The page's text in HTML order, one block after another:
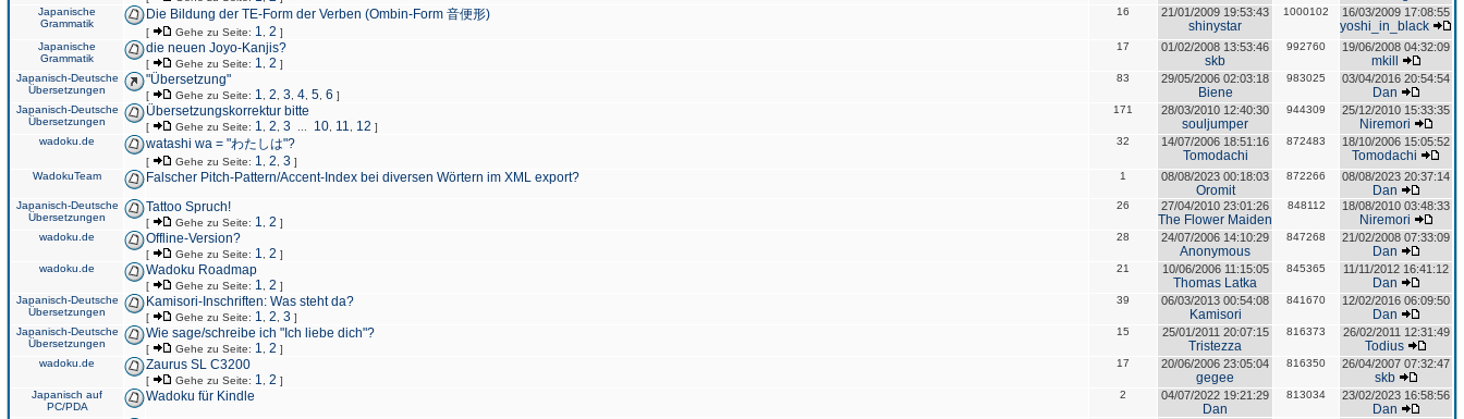
Japanische
Grammatik
Die Bildung der TE-Form der Verben (Ombin-Form 音便形)
[ Gehe zu Seite: 1 2 ]
16 21/01/2009 19:53:43
shinystar
1000102 16/03/2009 17:08:55
yoshi_in_black
Japanische
Grammatik
die neuen Joyo-Kanjis?
[ Gehe zu Seite: 1 2 ]
17 01/02/2008 13:53:46
skb
992760 19/06/2008 04:32:09
mkill
Japanisch-Deutsche
Übersetzungen
"Übersetzung"
[ Gehe zu Seite: 1 2 3 4 5 6 ]
83 29/05/2006 02:03:18
Biene
983025 03/04/2016 20:54:54
Dan
Japanisch-Deutsche
Übersetzungen
Übersetzungskorrektur bitte
[ Gehe zu Seite: 1 2 3 10 11 12 ]
171 28/03/2010 12:40:30
souljumper
944309 25/12/2010 15:33:35
Niremori
wadoku.de watashi wa = "わたしは"?
[ Gehe zu Seite: 1 2 3 ]
32 14/07/2006 18:51:16
Tomodachi
872483 18/10/2006 15:05:52
Tomodachi
WadokuTeam Falscher Pitch-Pattern/Accent-Index bei diversen Wörtern im XML export? 1 08/08/2023 00:18:03
Oromit
872266 08/08/2023 20:37:14
Dan
Japanisch-Deutsche
Übersetzungen
Tattoo Spruch!
[ Gehe zu Seite: 1 2 ]
26 27/04/2010 23:01:26
The Flower Maiden
848112 18/08/2010 03:48:33
Niremori
wadoku.de Offline-Version?
[ Gehe zu Seite: 1 2 ]
28 24/07/2006 14:10:29
Anonymous
847268 21/02/2008 07:33:09
Dan
wadoku.de Wadoku Roadmap
[ Gehe zu Seite: 1 2 ]
21 10/06/2006 11:15:05
Thomas Latka
845365 11/11/2012 16:41:12
Dan
Japanisch-Deutsche
Übersetzungen
Kamisori-Inschriften: Was steht da?
[ Gehe zu Seite: 1 2 3 ]
39 06/03/2013 00:54:08
Kamisori
841670 12/02/2016 06:09:50
Dan
Japanisch-Deutsche
Übersetzungen
Wie sage/schreibe ich "Ich liebe dich"?
[ Gehe zu Seite: 1 2 ]
15 25/01/2011 20:07:15
Tristezza
816373 26/02/2011 12:31:49
Todius
wadoku.de Zaurus SL C3200
[ Gehe zu Seite: 1 2 ]
17 20/06/2006 23:05:04
gegee
816350 26/04/2007 07:32:47
skb
Japanisch auf
PC/PDA
Wadoku für Kindle 2 04/07/2022 19:21:29
Dan
813034 23/02/2023 16:58:56
Dan